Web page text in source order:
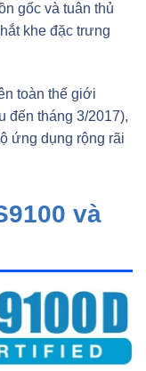
gốc và tuân thủ
khe đặc trưng
toàn thế giới
đến tháng 3/2017),
ứng dụng rộng rãi
và